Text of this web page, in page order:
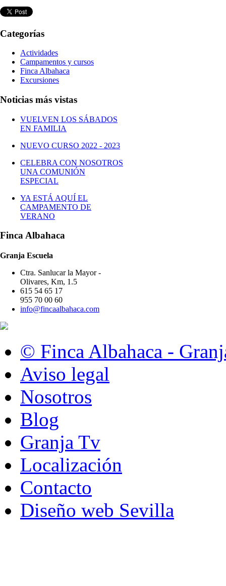
Categorías
Actividades
Campamentos y cursos
Finca Albahaca
Excursiones
Noticias más vistas
VUELVEN LOS SÁBADOS
EN FAMILIA
NUEVO CURSO 2022 - 2023
CELEBRA CON NOSOTROS
UNA COMUNIÓN
ESPECIAL
YA ESTÁ AQUÍ EL
CAMPAMENTO DE
VERANO
Finca Albahaca
Granja Escuela
Ctra. Sanlucar la Mayor -
Olivares, Km, 1.5
615 54 65 17
955 70 00 60
info@fincaalbahaca.com
© Finca Albahaca -
Aviso legal
Nosotros
Blog
Granja Tv
Localización
Contacto
Diseño web Sevilla